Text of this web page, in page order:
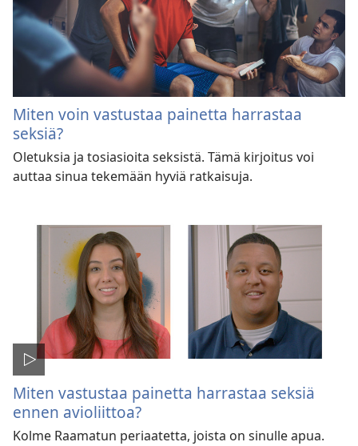
Miten voin vastustaa painetta harrastaa
seksiä?
Oletuksia ja tosiasioita seksistä. Tämä kirjoitus voi
auttaa sinua tekemään hyviä ratkaisuja.
Miten vastustaa painetta harrastaa seksiä
ennen avioliittoa?
Kolme Raamatun periaatetta, joista on sinulle apua.